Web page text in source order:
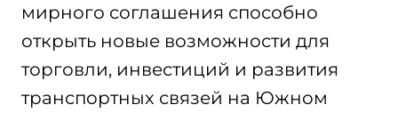
мирного соглашения способно
открыть новые возможности для
торговли, инвестиций и развития
транспортных связей на Южном